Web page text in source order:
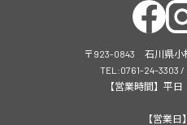
〒923-0843 石川県小
TEL:0761-24-3303 /
【営業時間】平
【営業日